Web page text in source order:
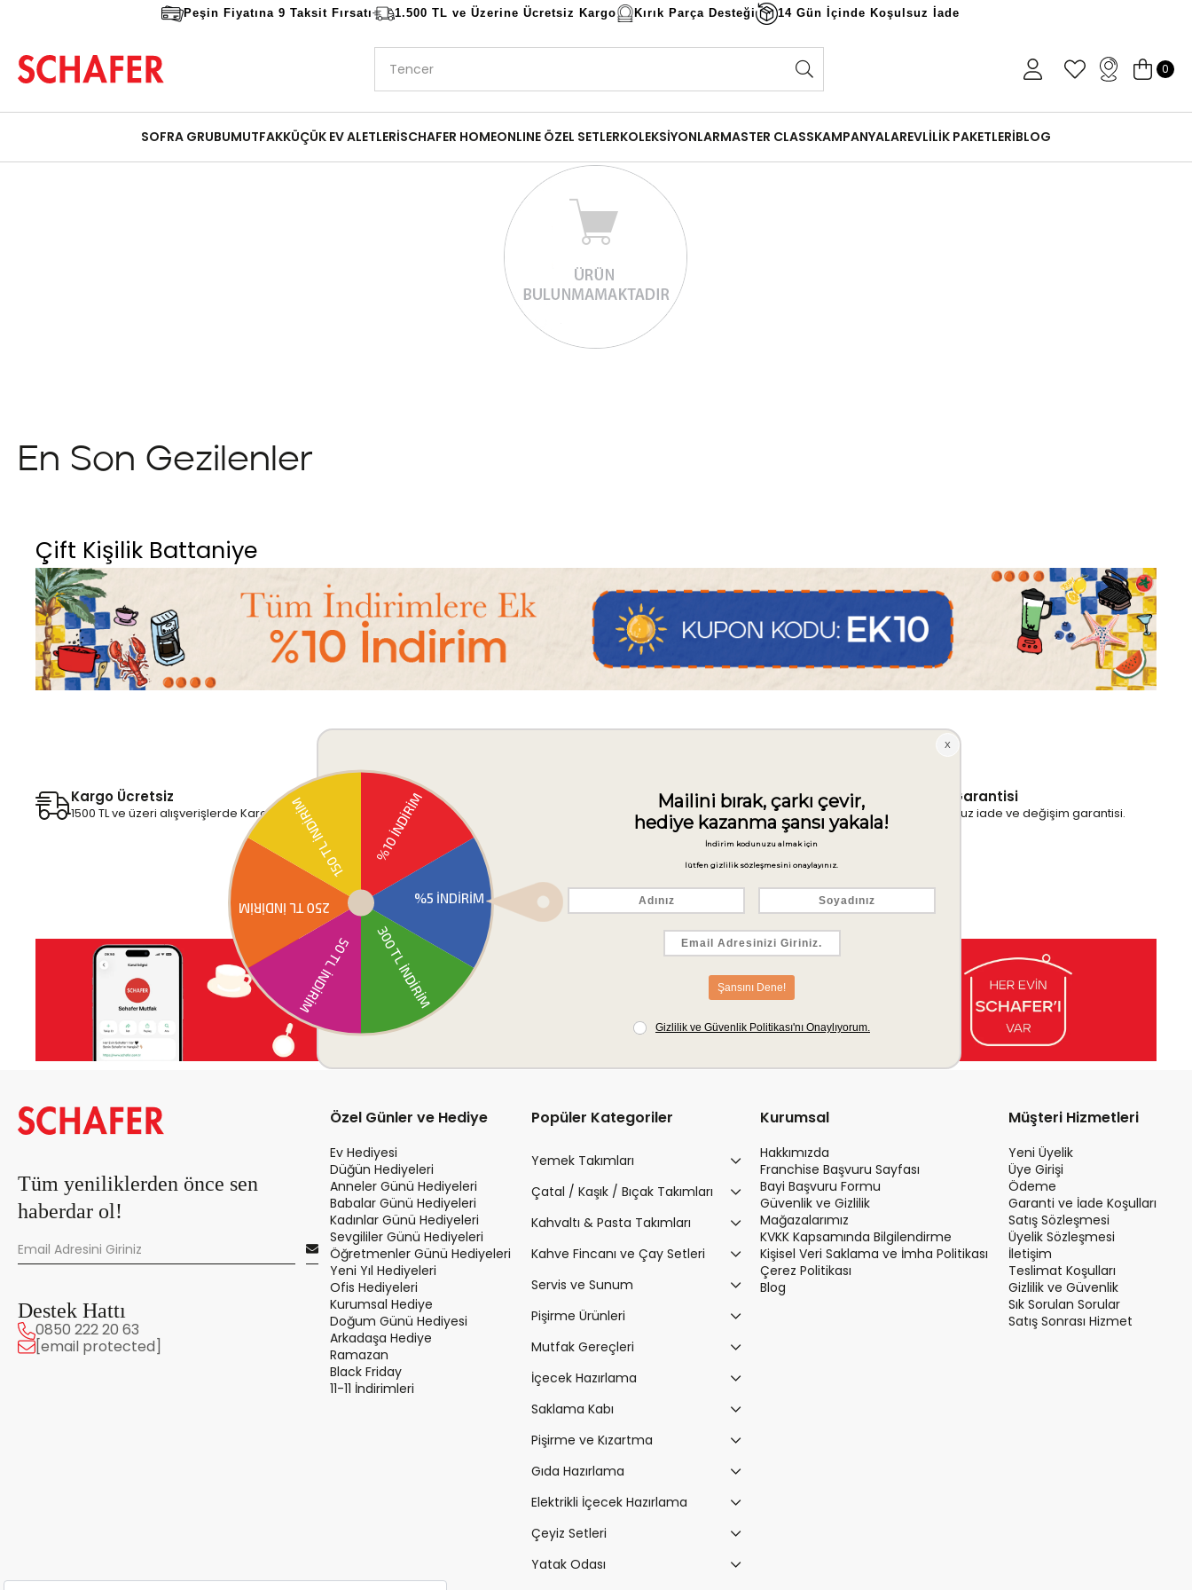
Peşin Fiyatına 9 Taksit Fırsatı 1.500 TL ve Üzerine Ücretsiz Kargo Kırık Parça Desteği 14 Gün İçinde Koşulsuz İade
0
SOFRA GRUBUMUTFAKKÜÇÜK EV ALETLERİSCHAFER HOMEONLINE ÖZEL SETLERKOLEKSİYONLARMASTER CLASSKAMPANYALAREVLİLİK PAKETLERİBLOG
En Son Gezilenler
Çift Kişilik Battaniye
Kargo Ücretsiz
1500 TL ve üzeri alışverişlerde Kargo bedava! 3D Secure ile güvenli ödemenizi gerçekleştirin.
İade & Değişim Garantisi
Ürünlerinizde sorunsuz iade ve değişim garantisi.
Tüm yeniliklerden önce sen
haberdar ol!
Destek Hattı
0850 222 20 63
[email protected]
Özel Günler ve Hediye
Ev Hediyesi
Düğün Hediyeleri
Anneler Günü Hediyeleri
Babalar Günü Hediyeleri
Kadınlar Günü Hediyeleri
Sevgililer Günü Hediyeleri
Öğretmenler Günü Hediyeleri
Yeni Yıl Hediyeleri
Ofis Hediyeleri
Kurumsal Hediye
Doğum Günü Hediyesi
Arkadaşa Hediye
Ramazan
Black Friday
11-11 İndirimleri
Popüler Kategoriler
Yemek Takımları
Çatal / Kaşık / Bıçak Takımları
Kahvaltı & Pasta Takımları
Kahve Fincanı ve Çay Setleri
Servis ve Sunum
Pişirme Ürünleri
Mutfak Gereçleri
İçecek Hazırlama
Saklama Kabı
Pişirme ve Kızartma
Gıda Hazırlama
Elektrikli İçecek Hazırlama
Çeyiz Setleri
Yatak Odası
Kurumsal
Hakkımızda
Franchise Başvuru Sayfası
Bayi Başvuru Formu
Güvenlik ve Gizlilik
Mağazalarımız
KVKK Kapsamında Bilgilendirme
Kişisel Veri Saklama ve İmha Politikası
Çerez Politikası
Blog
Müşteri Hizmetleri
Yeni Üyelik
Üye Girişi
Ödeme
Garanti ve İade Koşulları
Satış Sözleşmesi
Üyelik Sözleşmesi
İletişim
Teslimat Koşulları
Gizlilik ve Güvenlik
Sık Sorulan Sorular
Satış Sonrası Hizmet